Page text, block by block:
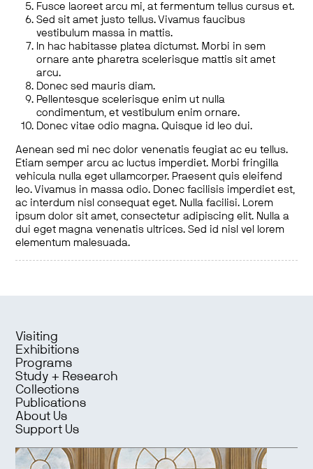
Fusce laoreet arcu mi, at fermentum tellus cursus et.
Sed sit amet justo tellus. Vivamus faucibus
vestibulum massa in mattis.
In hac habitasse platea dictumst. Morbi in sem
ornare ante pharetra scelerisque mattis sit amet
arcu.
Donec sed mauris diam.
Pellentesque scelerisque enim ut nulla
condimentum, et vestibulum enim ornare.
Donec vitae odio magna. Quisque id leo dui.
Aenean sed mi nec dolor venenatis feugiat ac eu tellus.
Etiam semper arcu ac luctus imperdiet. Morbi fringilla
vehicula nulla eget ullamcorper. Praesent quis eleifend
leo. Vivamus in massa odio. Donec facilisis imperdiet est,
ac interdum nisl consequat eget. Nulla facilisi. Lorem
ipsum dolor sit amet, consectetur adipiscing elit. Nulla a
dui eget magna venenatis ultrices. Sed id nisl vel lorem
elementum malesuada.
Visiting
Exhibitions
Programs
Study + Research
Collections
Publications
About Us
Support Us